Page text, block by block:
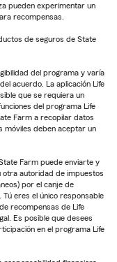
pueden experimentar un
recompensas.
de seguros de State
del programa y varía
acuerdo. La aplicación Life
que se requiera un
del programa Life
Farm a recopilar datos
móviles deben aceptar un
Farm puede enviarte y
otra autoridad de impuestos
por el canje de
eres el único responsable
recompensas de Life
Es posible que desees
en el programa Life